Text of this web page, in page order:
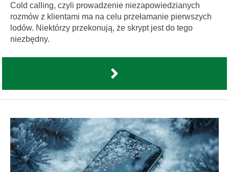
Cold calling, czyli prowadzenie niezapowiedzianych
rozmów z klientami ma na celu przełamanie pierwszych
lodów. Niektórzy przekonują, że skrypt jest do tego
niezbędny.